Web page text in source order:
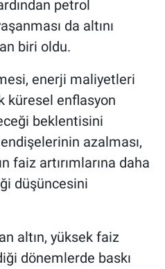
petrol
da altını
biri oldu.
enerji maliyetleri
küresel enflasyon
beklentisini
azalması,
faiz artırımlarına daha
düşüncesini
altın, yüksek faiz
dönemlerde baskı